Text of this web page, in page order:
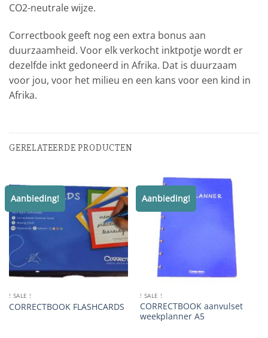
CO2-neutrale wijze.
Correctbook geeft nog een extra bonus aan
duurzaamheid. Voor elk verkocht inktpotje wordt er
dezelfde inkt gedoneerd in Afrika. Dat is duurzaam
voor jou, voor het milieu en een kans voor een kind in
Afrika.
GERELATEERDE PRODUCTEN
Aanbieding!
! SALE !
CORRECTBOOK FLASHCARDS
Aanbieding!
! SALE !
CORRECTBOOK aanvulset
weekplanner A5